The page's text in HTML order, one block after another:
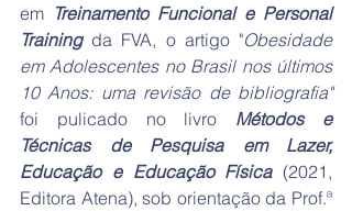
em Treinamento Funcional e Personal
Training da FVA, o artigo "Obesidade
em Adolescentes no Brasil nos últimos
10 Anos: uma revisão de bibliografia"
foi pulicado no livro Métodos e
Técnicas de Pesquisa em Lazer,
Educação e Educação Física (2021,
Editora Atena), sob orientação da Prof.ª